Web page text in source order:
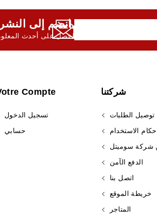
انضم إلى النشرة الإخبارية لدينا,
احصل على أحدث
شركتنا
توصيل الطلبات
الاستخدام
شركة سوميتل
الدفع الآمن
اتصل بنا
خريطة الموقع
المتاجر
Compte
تسجيل الدخول
حسابي